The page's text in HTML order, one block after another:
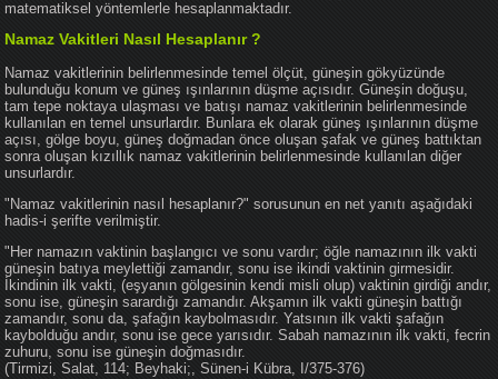
matematiksel yöntemlerle hesaplanmaktadır.
Namaz Vakitleri Nasıl Hesaplanır ?
Namaz vakitlerinin belirlenmesinde temel ölçüt, güneşin gökyüzünde
bulunduğu konum ve güneş ışınlarının düşme açısıdır. Güneşin doğuşu,
tam tepe noktaya ulaşması ve batışı namaz vakitlerinin belirlenmesinde
kullanılan en temel unsurlardır. Bunlara ek olarak güneş ışınlarının düşme
açısı, gölge boyu, güneş doğmadan önce oluşan şafak ve güneş battıktan
sonra oluşan kızıllık namaz vakitlerinin belirlenmesinde kullanılan diğer
unsurlardır.
"Namaz vakitlerinin nasıl hesaplanır?" sorusunun en net yanıtı aşağıdaki
hadis-i şerifte verilmiştir.
"Her namazın vaktinin başlangıcı ve sonu vardır; öğle namazının ilk vakti
güneşin batıya meylettiği zamandır, sonu ise ikindi vaktinin girmesidir.
İkindinin ilk vakti, (eşyanın gölgesinin kendi misli olup) vaktinin girdiği andır,
sonu ise, güneşin sarardığı zamandır. Akşamın ilk vakti güneşin battığı
zamandır, sonu da, şafağın kaybolmasıdır. Yatsının ilk vakti şafağın
kaybolduğu andır, sonu ise gece yarısıdır. Sabah namazının ilk vakti, fecrin
zuhuru, sonu ise güneşin doğmasıdır.
(Tirmizi, Salat, 114; Beyhaki;, Sünen-i Kübra, I/375-376)